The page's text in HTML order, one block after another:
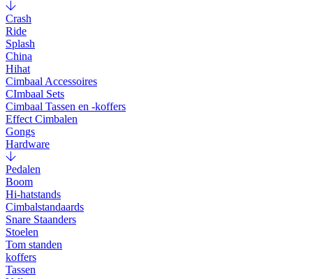
Crash
Ride
Splash
China
Hihat
Cimbaal Accessoires
CImbaal Sets
Cimbaal Tassen en -koffers
Effect Cimbalen
Gongs
Hardware
Pedalen
Boom
Hi-hatstands
Cimbalstandaards
Snare Staanders
Stoelen
Tom standen
koffers
Tassen